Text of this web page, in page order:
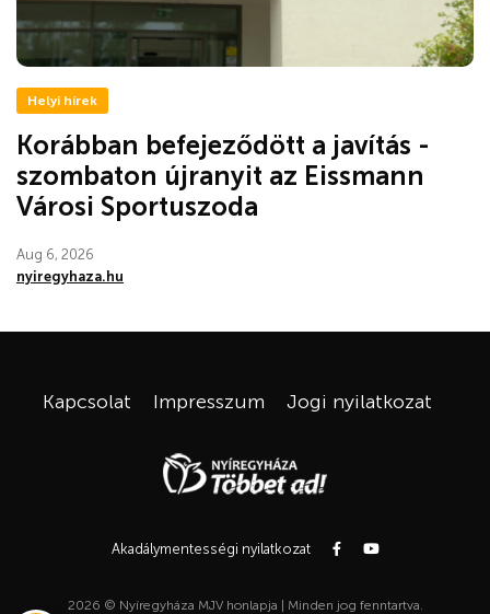
Helyi hírek
Korábban befejeződött a javítás -
szombaton újranyit az Eissmann
Városi Sportuszoda
Aug 6, 2026
nyiregyhaza.hu
Kapcsolat Impresszum Jogi nyilatkozat
Akadálymentességi nyilatkozat
2026 © Nyíregyháza MJV honlapja | Minden jog fenntartva.